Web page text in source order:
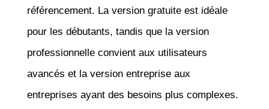
référencement. La version gratuite est idéale
pour les débutants, tandis que la version
professionnelle convient aux utilisateurs
avancés et la version entreprise aux
entreprises ayant des besoins plus complexes.